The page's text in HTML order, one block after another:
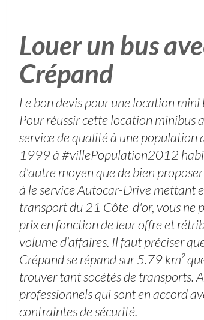
Louer un bus
Crépand
Le bon devis pour une location mini
Pour réussir cette location minibus
service de qualité à une population
1999 à #villePopulation2012
d'autre moyen que de bien
à le service Autocar-Drive mettant
transport du 21 Côte-d'or, vous ne
prix en fonction de leur offre et
volume d’affaires. Il faut préciser
Crépand se répand sur 5.79 km²
trouver tant socétés de transports.
professionnels qui sont en accord
contraintes de sécurité.